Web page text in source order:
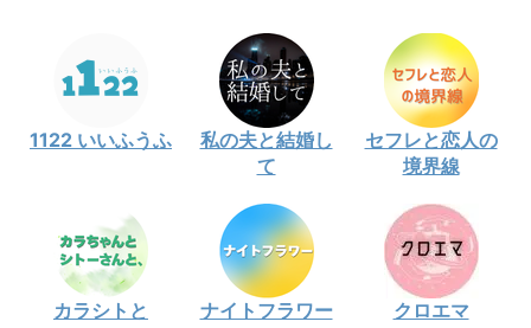
1122 いいふうふ
私の夫と結婚し
て
セフレと恋人の
境界線
カラシトと ナイトフラワー クロエマ